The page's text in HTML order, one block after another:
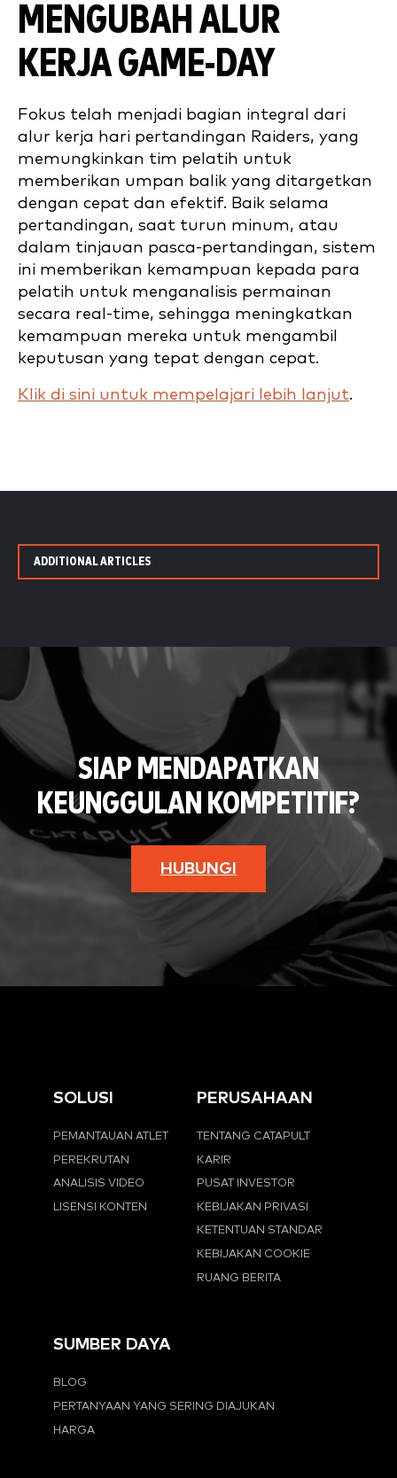
MENGUBAH ALUR
KERJA GAME-DAY
Fokus telah menjadi bagian integral dari
alur kerja hari pertandingan Raiders, yang
memungkinkan tim pelatih untuk
memberikan umpan balik yang ditargetkan
dengan cepat dan efektif. Baik selama
pertandingan, saat turun minum, atau
dalam tinjauan pasca-pertandingan, sistem
ini memberikan kemampuan kepada para
pelatih untuk menganalisis permainan
secara real-time, sehingga meningkatkan
kemampuan mereka untuk mengambil
keputusan yang tepat dengan cepat.
Klik di sini untuk mempelajari lebih lanjut.
ADDITIONAL ARTICLES
SIAP MENDAPATKAN
KEUNGGULAN KOMPETITIF?
HUBUNGI
SOLUSI
PEMANTAUAN ATLET
PEREKRUTAN
ANALISIS VIDEO
LISENSI KONTEN
PERUSAHAAN
TENTANG CATAPULT
KARIR
PUSAT INVESTOR
KEBIJAKAN PRIVASI
KETENTUAN STANDAR
KEBIJAKAN COOKIE
RUANG BERITA
SUMBER DAYA
BLOG
PERTANYAAN YANG SERING DIAJUKAN
HARGA